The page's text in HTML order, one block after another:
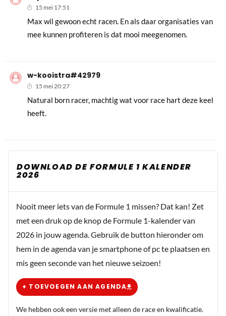
15 mei 17:51
Max wil gewoon echt racen. En als daar organisaties van
mee kunnen profiteren is dat mooi meegenomen.
w-kooistra#42979
15 mei 20:27
Natural born racer, machtig wat voor race hart deze keel
heeft.
DOWNLOAD DE FORMULE 1 KALENDER
2026
Nooit meer iets van de Formule 1 missen? Dat kan! Zet
met een druk op de knop de Formule 1-kalender van
2026 in jouw agenda. Gebruik de button hieronder om
hem in de agenda van je smartphone of pc te plaatsen en
mis geen seconde van het nieuwe seizoen!
+ TOEVOEGEN AAN AGENDA
We hebben ook een versie met alleen de race en kwalificatie.